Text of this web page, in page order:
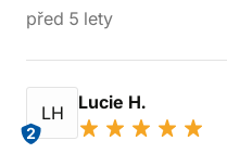
před 5 lety
LH
2
Lucie H.